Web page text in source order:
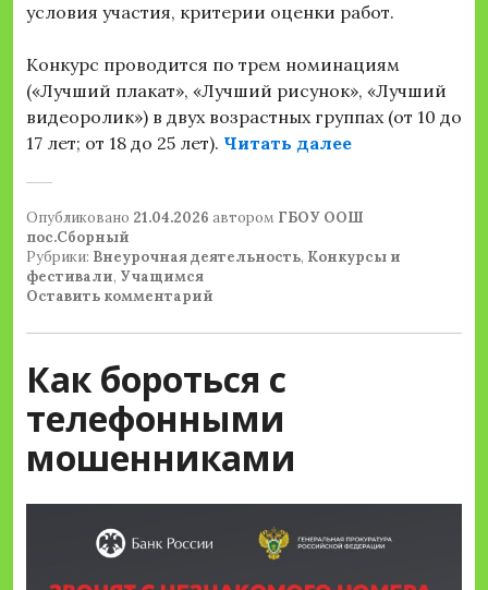
условия участия, критерии оценки работ.
Конкурс проводится по трем номинациям
(«Лучший плакат», «Лучший рисунок», «Лучший
видеоролик») в двух возрастных группах (от 10 до
17 лет; от 18 до 25 лет). Читать далее«Конкурс
Опубликовано 21.04.2026 автором ГБОУ ООШ
пос.Сборный
Рубрики: Внеурочная деятельность, Конкурсы и
фестивали, Учащимся
Оставить комментарий
Как бороться с
телефонными
мошенниками